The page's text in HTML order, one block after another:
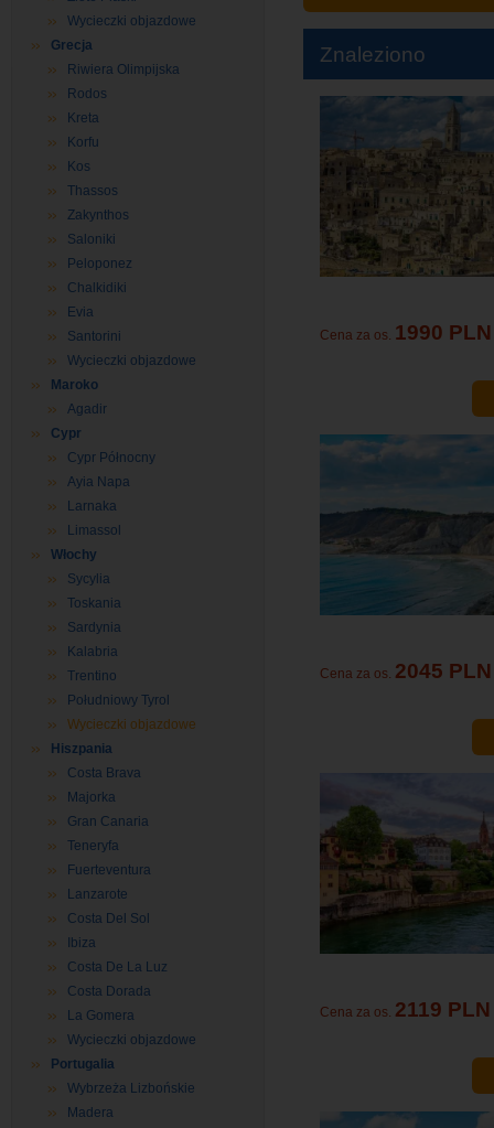
Wycieczki objazdowe
Grecja
Riwiera Olimpijska
Rodos
Kreta
Korfu
Kos
Thassos
Zakynthos
Saloniki
Peloponez
Chalkidiki
Evia
Santorini
Wycieczki objazdowe
Maroko
Agadir
Cypr
Cypr Północny
Ayia Napa
Larnaka
Limassol
Włochy
Sycylia
Toskania
Sardynia
Kalabria
Trentino
Południowy Tyrol
Wycieczki objazdowe
Hiszpania
Costa Brava
Majorka
Gran Canaria
Teneryfa
Fuerteventura
Lanzarote
Costa Del Sol
Ibiza
Costa De La Luz
Costa Dorada
La Gomera
Wycieczki objazdowe
Portugalia
Wybrzeża Lizbońskie
Madera
Znaleziono
Cena za os. 1990 PLN
Cena za os. 2045 PLN
Cena za os. 2119 PLN